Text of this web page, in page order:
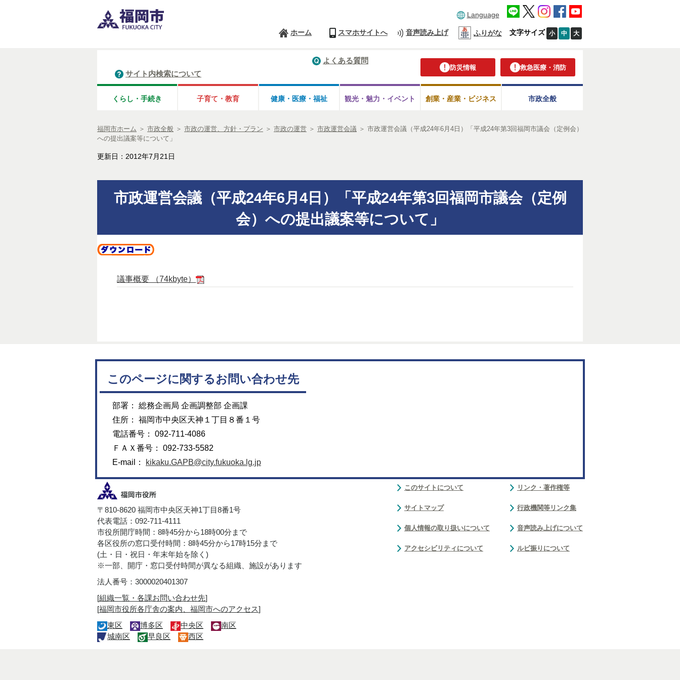
Language
ホーム スマホサイトへ 音声読み上げ ふりがな 文字サイズ 小 中 大
防災情報 救急医療・消防
よくある質問
サイト内検索について
くらし・手続き 子育て・教育 健康・医療・ 福祉 観光・魅力・ イベント 創業・産業・ビジネス 市政全般
福岡市ホーム ＞ 市政全般 ＞ 市政の運営、方針・プラン ＞ 市政の運営 ＞ 市政運営会議 ＞ 市政運営会議（平成24年6月4日）「平成24年第3回福岡市議会（定例会）
への提出議案等について」
更新日：2012年7月21日
市政運営会議（平成24年6月4日）「平成24年第3回福岡市議会（定例
会）への提出議案等について」
議事概要 （74kbyte）
このページに関するお問い合わせ先
部署： 総務企画局 企画調整部 企画課
住所： 福岡市中央区天神１丁目８番１号
電話番号： 092-711-4086
ＦＡＸ番号： 092-733-5582
E-mail：
kikaku.GAPB@city.fukuoka.lg.jp
〒810-8620 福岡市中央区天神1丁目8番1号
代表電話：092-711-4111
市役所開庁時間：8時45分から18時00分まで
各区役所の窓口受付時間：8時45分から17時15分まで
(土・日・祝日・年末年始を除く)
※一部、開庁・窓口受付時間が異なる組織、施設があります
法人番号：3000020401307
[組織一覧・各課お問い合わせ先]
[福岡市役所各庁舎の案内、福岡市へのアクセス]
東区
博多区 中央区
南区
城南区
早良区 西区
このサイトについて
サイトマップ
個人情報の取り扱いについて
アクセシビリティについて
リンク・著作権等
行政機関等リンク集
音声読み上げについて
ルビ振りについて